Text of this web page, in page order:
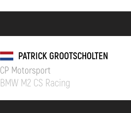
PATRICK GROOTSCHOLTEN
CP Motorsport
BMW M2 CS Racing